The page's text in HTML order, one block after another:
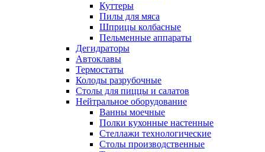
Куттеры
Пилы для мяса
Шприцы колбасные
Пельменные аппараты
Дегидраторы
Автоклавы
Термостаты
Колоды разрубочные
Столы для пиццы и салатов
Нейтральное оборудование
Ванны моечные
Полки кухонные настенные
Стеллажи технологические
Столы производственные